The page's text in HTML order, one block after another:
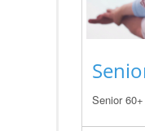
Senior